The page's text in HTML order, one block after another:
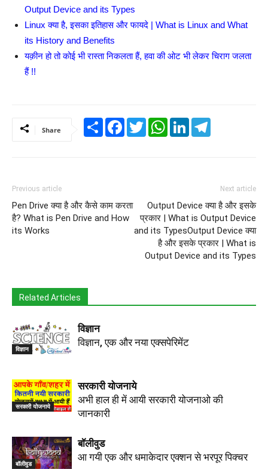
Output Device and its Types
Linux क्या है, इसका इतिहास और फायदे | What is Linux and What
its History and Benefits
यक़ीन हो तो कोई भी रास्ता निकलता हैं, हवा की ओट भी लेकर चिराग जलता
हैं !!
Share
Share FacebookTwitterWhatsApp
LinkedIn
Previous article
Pen Drive क्या है और कैसे काम करता
है? What is Pen Drive and How
its Works
Next article
Output Device क्या है और इसके
प्रकार | What is Output Device
and its TypesOutput Device क्या
है और इसके प्रकार | What is
Output Device and its Types
Related Articles
विज्ञान
विज्ञान
विज्ञान, एक और नया एक्सपेरिमेंट
सरकारी योजनाये
सरकारी योजनाये
अभी हाल ही में आयी सरकारी योजनाओ की
जानकारी
बॉलीवुड
बॉलीवुड
आ गयी एक और धमाकेदार एक्शन से भरपूर पिक्चर